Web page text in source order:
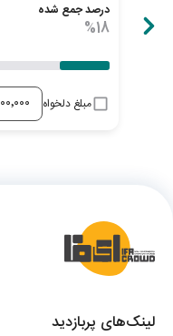
درصد جمع شده
%18
مبلغ دلخواه
لینک‌های پربازدید